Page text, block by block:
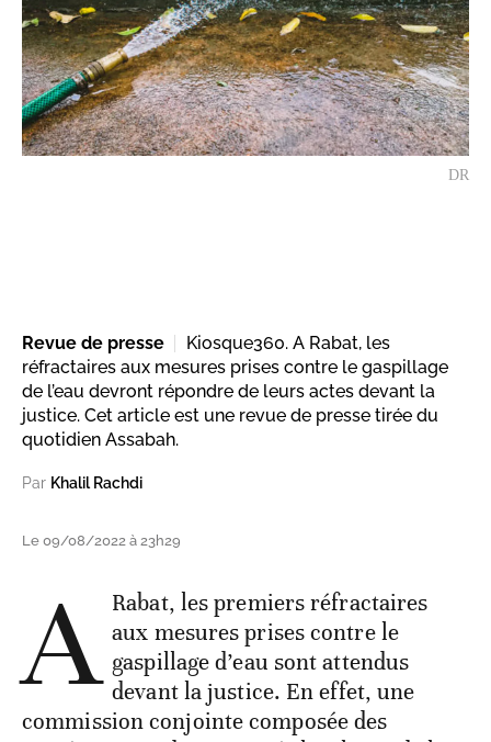
DR
Revue de presse
Kiosque360. A Rabat, les
réfractaires aux mesures prises contre le gaspillage
de l’eau devront répondre de leurs actes devant la
justice. Cet article est une revue de presse tirée du
quotidien Assabah.
Par Khalil Rachdi
Le 09/08/2022 à 23h29
A Rabat, les premiers réfractaires
aux mesures prises contre le
gaspillage d’eau sont attendus
devant la justice. En effet, une
commission conjointe composée des